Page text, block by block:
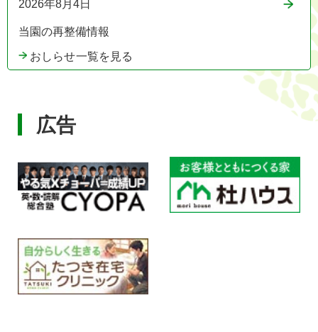
2026年8月4日
当園の再整備情報
おしらせ一覧を見る
広告